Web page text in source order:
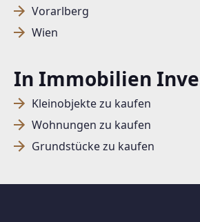
Vorarlberg
Wien
In Immobilien
Kleinobjekte zu kaufen
Wohnungen zu kaufen
Grundstücke zu kaufen
Dieser Filter wird viele Treffer
Sie weitere Filter!
Ich stimme der Verarbeitung
in den
zu.